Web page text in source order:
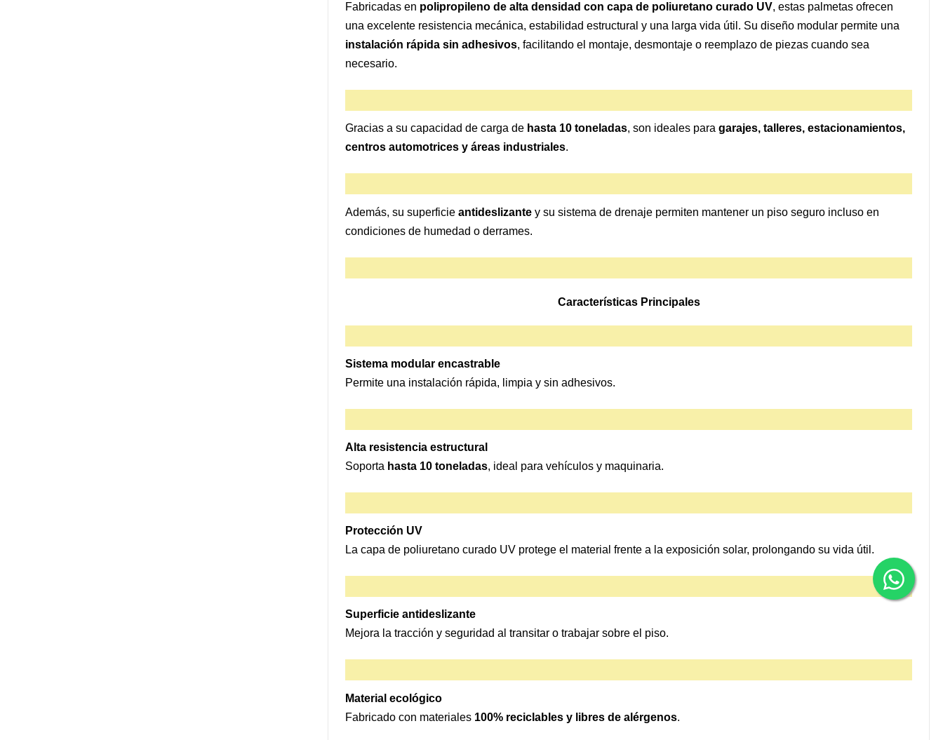
Fabricadas en polipropileno de alta densidad con capa de poliuretano curado UV, estas palmetas ofrecen
una excelente resistencia mecánica, estabilidad estructural y una larga vida útil. Su diseño modular permite una
instalación rápida sin adhesivos, facilitando el montaje, desmontaje o reemplazo de piezas cuando sea
necesario.
Gracias a su capacidad de carga de hasta 10 toneladas, son ideales para garajes, talleres, estacionamientos,
centros automotrices y áreas industriales.
Además, su superficie antideslizante y su sistema de drenaje permiten mantener un piso seguro incluso en
condiciones de humedad o derrames.
Características Principales
Sistema modular encastrable
Permite una instalación rápida, limpia y sin adhesivos.
Alta resistencia estructural
Soporta hasta 10 toneladas, ideal para vehículos y maquinaria.
Protección UV
La capa de poliuretano curado UV protege el material frente a la exposición solar, prolongando su vida útil.
Superficie antideslizante
Mejora la tracción y seguridad al transitar o trabajar sobre el piso.
Material ecológico
Fabricado con materiales 100% reciclables y libres de alérgenos.